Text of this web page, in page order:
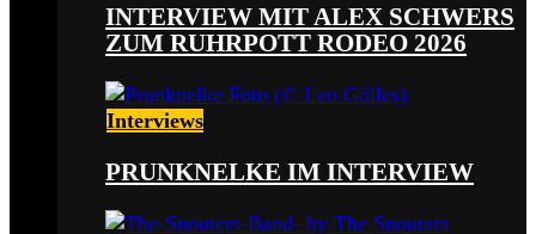
INTERVIEW MIT ALEX SCHWERS
ZUM RUHRPOTT RODEO 2026
Interviews
PRUNKNELKE IM INTERVIEW